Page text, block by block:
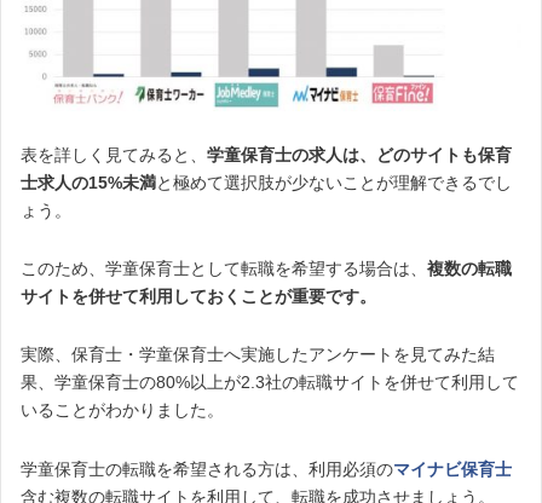
表を詳しく見てみると、 学童保育士の求人は、どのサイトも保育
士求人の15%未満と極めて選択肢が少ないことが理解できるでし
ょう。
このため、学童保育士として転職を希望する場合は、 複数の転職
サイトを併せて利用しておくことが重要です。
実際、保育士・学童保育士へ実施したアンケートを見てみた結
果、学童保育士の80%以上が2.3社の転職サイトを併せて利用して
いることがわかりました。
学童保育士の転職を希望される方は、利用必須のマイナビ保育士
含む複数の転職サイトを利用して、転職を成功させましょう。